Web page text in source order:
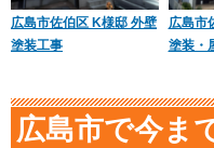
広島市佐伯区 K様邸 外壁
塗装工事
広島市
塗装・
広島市で今ま